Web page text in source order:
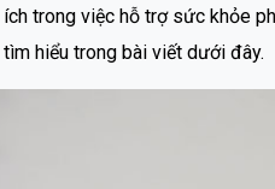
trong việc hỗ trợ sức khỏe
hiểu trong bài viết dưới đây.